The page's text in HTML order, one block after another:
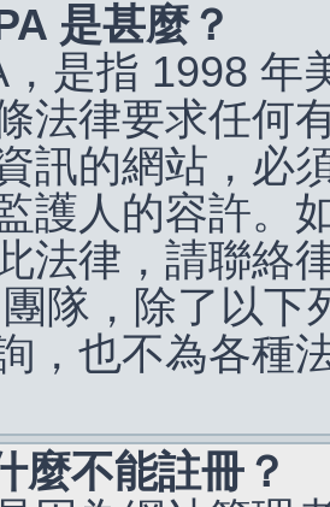
是甚麼？
，是指 1998 年
法律要求任何
訊的網站，必
護人的容許。
法律，請聯絡
隊，除了以下
，也不為各種
麼不能註冊？